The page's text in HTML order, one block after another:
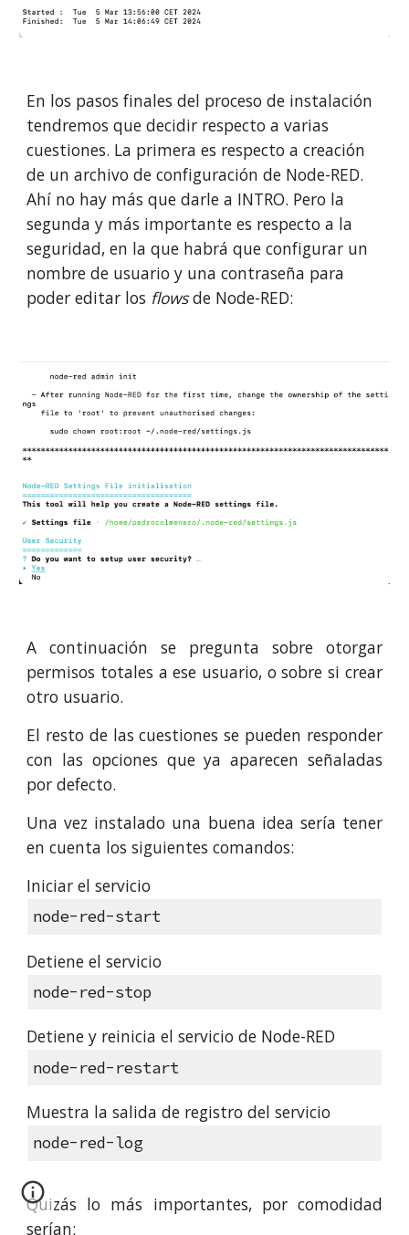
En los pasos finales del proceso de instalación
tendremos que decidir respecto a varias
cuestiones. La primera es respecto a creación
de un archivo de configuración de Node-RED.
Ahí no hay más que darle a INTRO. Pero la
segunda y más importante es respecto a la
seguridad, en la que habrá que configurar un
nombre de usuario y una contraseña para
poder editar los flowsde Node-RED:
A continuación se pregunta sobre otorgar
permisos totales a ese usuario, o sobre si crear
otro usuario.
El resto de las cuestiones se pueden responder
con las opciones que ya aparecen señaladas
por defecto.
Una vez instalado una buena idea sería tener
en cuenta los siguientes comandos:
Iniciar el servicio
node-red-start
Detiene el servicio
node-red-stop
Detiene y reinicia el servicio de Node-RED
node-red-restart
Muestra la salida de registro del servicio
node-red-log
Quizás lo más importantes, por comodidad
serían: